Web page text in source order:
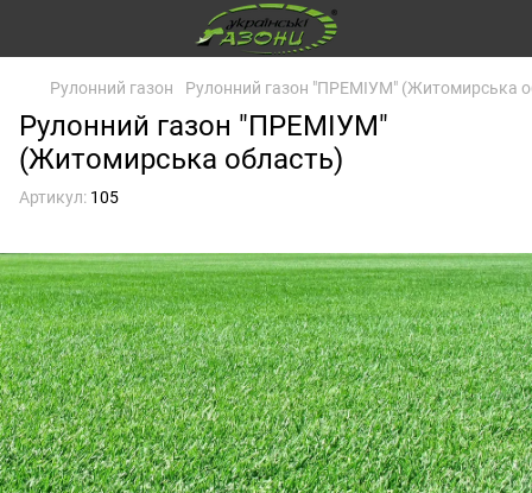
Рулонний газон Рулонний газон "ПРЕМІУМ" (Житомирська
Рулонний газон "ПРЕМІУМ"
(Житомирська область)
Артикул: 105